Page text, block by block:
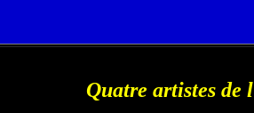
Quatre artistes